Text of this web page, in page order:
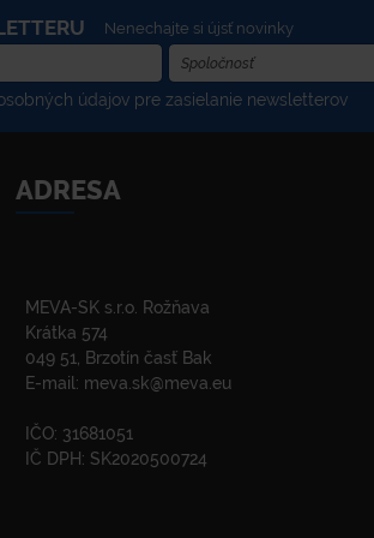
Nenechajte si újsť novinky
údajov pre zasielanie newsletterov
ADRESA
MEVA-SK s.r.o. Rožňava
Krátka 574
049 51, Brzotín časť Bak
E-mail: meva.sk@meva.eu
IČO: 31681051
IČ DPH: SK2020500724